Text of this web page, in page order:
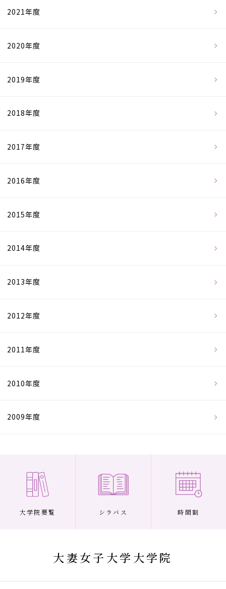
2021年度
2020年度
2019年度
2018年度
2017年度
2016年度
2015年度
2014年度
2013年度
2012年度
2011年度
2010年度
2009年度
大学院要覧 シラバス 時間割
大妻女子大学大学院